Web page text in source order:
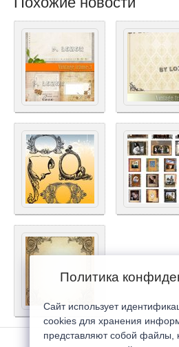
Политика
Сайт использует
cookies для хранения
представляют собой файлы,